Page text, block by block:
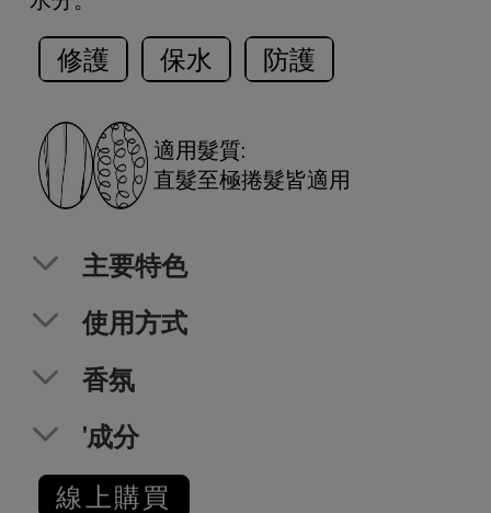
修護 保水 防護
適用髮質:
直髮至極捲髮皆適用
主要特色
使用方式
香氛
'成分
線上購買